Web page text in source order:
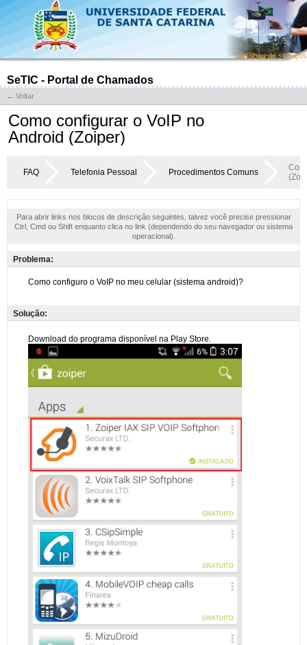
Catálogo de serviços
SeTIC - Portal de Chamados
← Voltar
Como configurar o VoIP no
Android (Zoiper)
FAQ Telefonia Pessoal Procedimentos Comuns
Para abrir links nos blocos de descrição seguintes, talvez você precise pressionar
Ctrl, Cmd ou Shift enquanto clica no link (dependendo do seu navegador ou sistema
operacional).
Problema:
Solução: